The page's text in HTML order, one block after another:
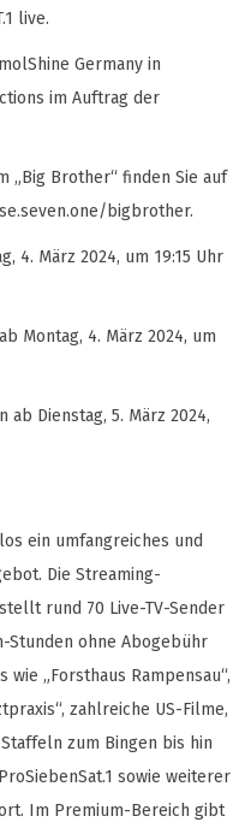
live.
Germany in
im Auftrag der
„Big Brother“ finden Sie auf
bigbrother.
4. März 2024, um 19:15 Uhr
Montag, 4. März 2024, um
ab Dienstag, 5. März 2024,
ein umfangreiches und
Die Streaming-
rund 70 Live-TV-Sender
Stunden ohne Abogebühr
„Forsthaus Rampensau“,
zahlreiche US-Filme,
zum Bingen bis hin
sowie weiterer
Im Premium-Bereich gibt